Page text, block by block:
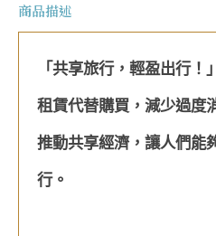
商品描述
「共享旅行，輕盈出行！」
租賃代替購買，減少過度
推動共享經濟，讓人們能
行。